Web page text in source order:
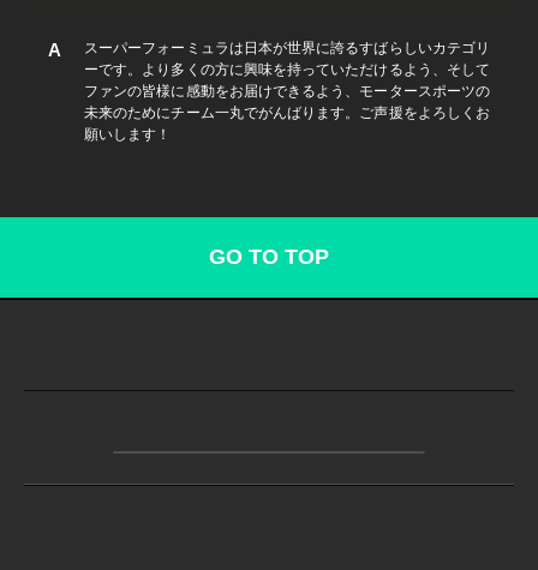
スーパーフォーミュラは日本が世界に誇るすばらしいカテゴリ
ーです。より多くの方に興味を持っていただけるよう、そして
ファンの皆様に感動をお届けできるよう、モータースポーツの
未来のためにチーム一丸でがんばります。ご声援をよろしくお
願いします！
GO TO TOP